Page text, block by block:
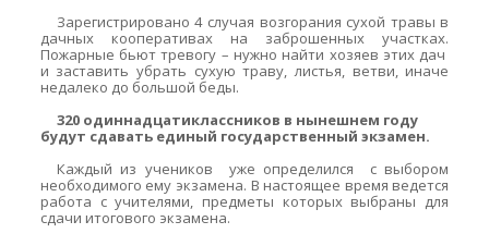
Зарегистрировано 4 случая возгорания сухой травы в
дачных кооперативах на заброшенных участках.
Пожарные бьют тревогу – нужно найти хозяев этих дач
и заставить убрать сухую траву, листья, ветви, иначе
недалеко до большой беды.
320 одиннадцатиклассников в нынешнем году
будут сдавать единый государственный экзамен.
Каждый из учеников уже определился с выбором
необходимого ему экзамена. В настоящее время ведется
работа с учителями, предметы которых выбраны для
сдачи итогового экзамена.